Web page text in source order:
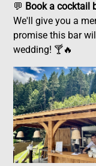
💬 Book a cocktail
We'll give you a
promise this bar
wedding! 🍸🔥